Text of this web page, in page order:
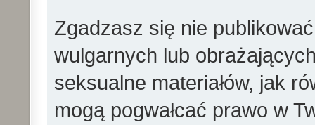
Zgadzasz się nie
wulgarnych lub
seksualne materiałów, jak
mogą pogwałcać prawo w